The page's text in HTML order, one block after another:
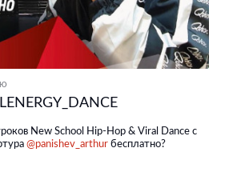
New School Hip-Hop & Viral Dance с
@panishev_arthur бесплатно?